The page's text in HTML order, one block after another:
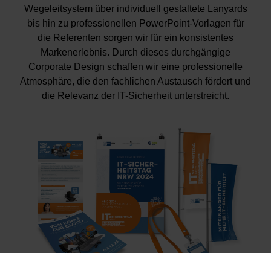
Wegeleitsystem über individuell gestaltete Lanyards
bis hin zu professionellen PowerPoint-Vorlagen für
die Referenten sorgen wir für ein konsistentes
Markenerlebnis. Durch dieses durchgängige
Corporate Design schaffen wir eine professionelle
Atmosphäre, die den fachlichen Austausch fördert und
die Relevanz der IT-Sicherheit unterstreicht.